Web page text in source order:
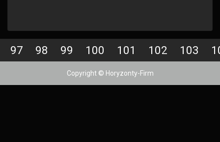
97 98 99 100 101 102 103
Copyright © Horyzonty-Firm